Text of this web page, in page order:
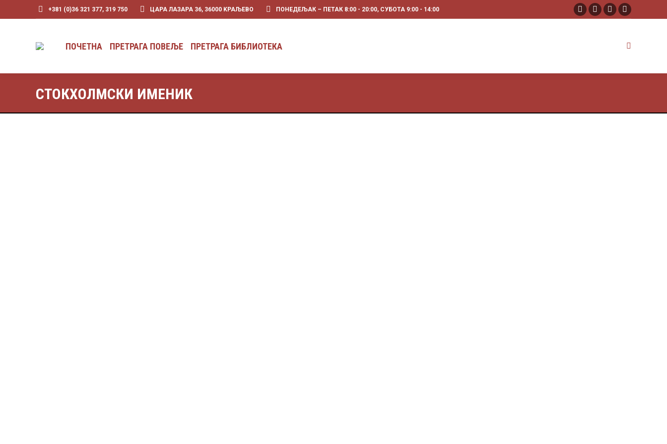
+381 (0)36 321 377, 319 750 ЦАРА ЛАЗАРА 36, 36000 KРАЉЕВО ПОНЕДЕЉАК – ПЕТАК 8:00 - 20:00, СУБОТА 9:00 - 14:00
ПОЧЕТНА ПРЕТРАГА ПОВЕЉЕ ПРЕТРАГА БИБЛИОТЕКА
СТОКХОЛМСКИ ИМЕНИК
ПОЧЕТНА ПРЕТРАГА ПОВЕЉЕ ПРЕТРАГА БИБЛИОТЕКА